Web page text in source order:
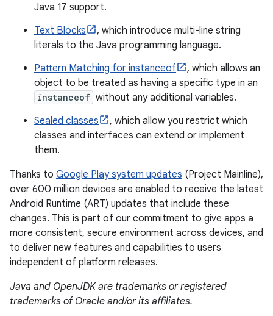
Java 17 support.
Text Blocks
, which introduce multi-line string
literals to the Java programming language.
Pattern Matching for instanceof
, which allows an
object to be treated as having a specific type in an
instanceof without any additional variables.
Sealed classes
, which allow you restrict which
classes and interfaces can extend or implement
them.
Thanks to Google Play system updates (Project Mainline),
over 600 million devices are enabled to receive the latest
Android Runtime (ART) updates that include these
changes. This is part of our commitment to give apps a
more consistent, secure environment across devices, and
to deliver new features and capabilities to users
independent of platform releases.
Java and OpenJDK are trademarks or registered
trademarks of Oracle and/or its affiliates.